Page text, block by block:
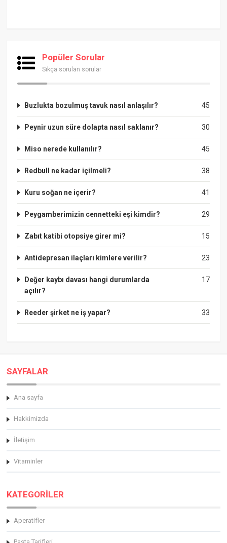
Popüler Sorular
Sıkça sorulan sorular
45
Buzlukta bozulmuş tavuk nasıl anlaşılır?
30
Peynir uzun süre dolapta nasıl saklanır?
45
Miso nerede kullanılır?
38
Redbull ne kadar içilmeli?
41
Kuru soğan ne içerir?
29
Peygamberimizin cennetteki eşi kimdir?
15
Zabıt katibi otopsiye girer mi?
23
Antidepresan ilaçları kimlere verilir?
17
Değer kaybı davası hangi durumlarda
açılır?
33
Reeder şirket ne iş yapar?
SAYFALAR
Ana sayfa
Hakkimizda
İletişim
Vitaminler
KATEGORİLER
Aperatifler